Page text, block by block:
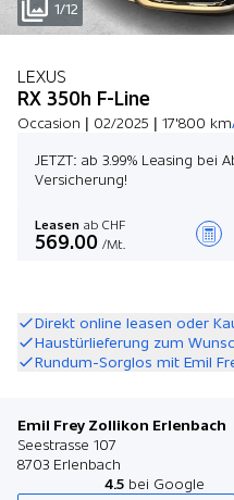
1/12
LEXUS
RX 350h F-Line
Occasion | 02/2025 | 17'800 km
JETZT: ab 3.99% Leasing
Versicherung!
Leasen ab CHF
569.00 /Mt.
Direkt online leasen oder
Haustürlieferung zum
Rundum-Sorglos mit Emil
Emil Frey Zollikon Erlenbach
Seestrasse 107
8703 Erlenbach
4.5 bei Google